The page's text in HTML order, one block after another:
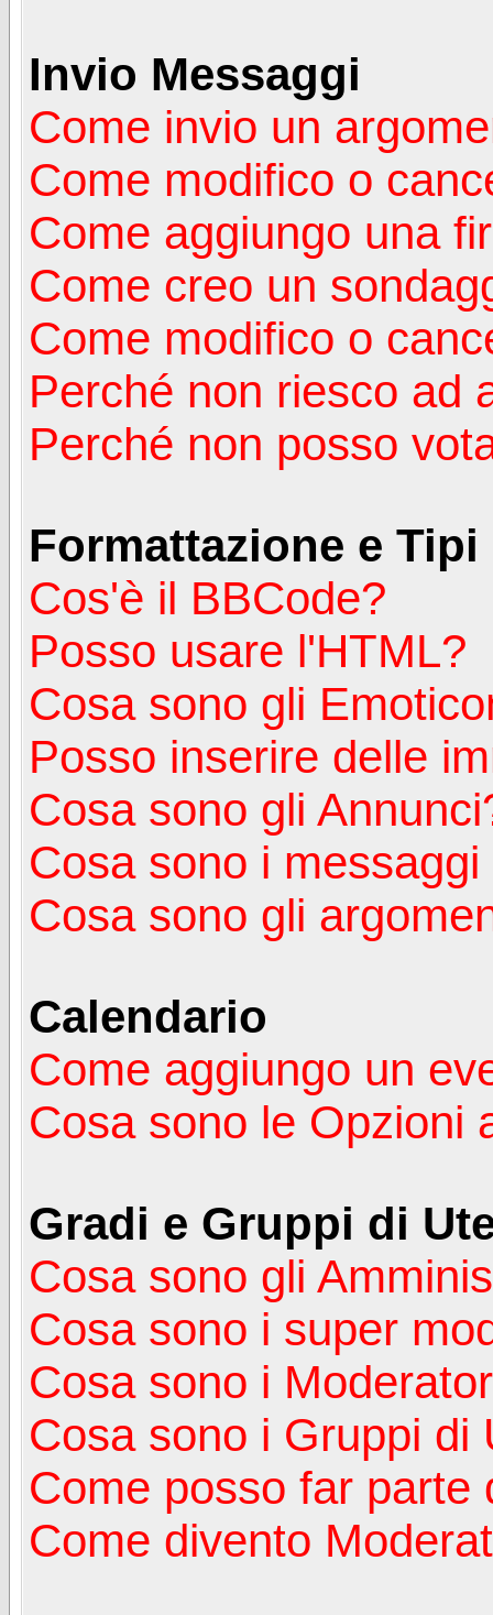
Invio Messaggi
Come invio un
Come modifico o
Come aggiungo una
Come creo un
Come modifico o
Perché non riesco ad
Perché non posso
Formattazione e
Cos'è il BBCode?
Posso usare l'HTML?
Cosa sono gli
Posso inserire delle
Cosa sono gli
Cosa sono i
Cosa sono gli
Calendario
Come aggiungo un
Cosa sono le Opzioni
Gradi e Gruppi di
Cosa sono gli
Cosa sono i super
Cosa sono i
Cosa sono i Gruppi di
Come posso far parte
Come divento